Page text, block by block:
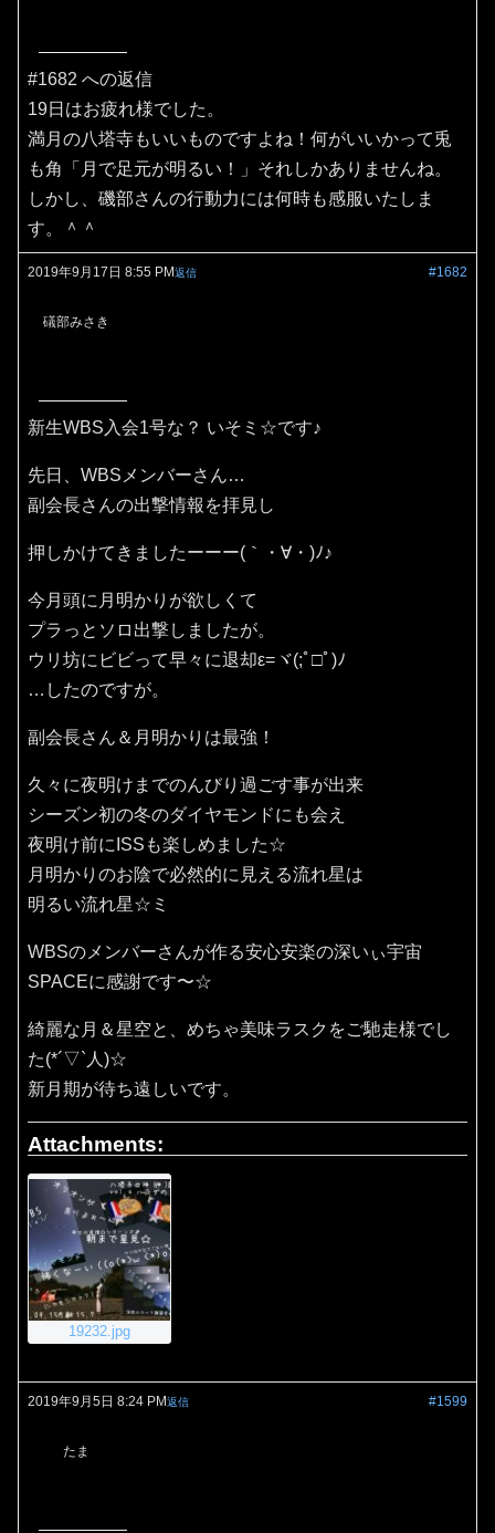
#1682 への返信
19日はお疲れ様でした。
満月の八塔寺もいいものですよね！何がいいかって兎
も角「月で足元が明るい！」それしかありませんね。
しかし、磯部さんの行動力には何時も感服いたしま
す。＾＾
2019年9月17日 8:55 PM #1682
返信
礒部みさき
新生WBS入会1号な？ いそミ☆です♪
先日、WBSメンバーさん…
副会長さんの出撃情報を拝見し
押しかけてきましたーーー(｀・∀・)ﾉ♪
今月頭に月明かりが欲しくて
プラっとソロ出撃しましたが。
ウリ坊にビビって早々に退却ε=ヾ(;ﾟ□ﾟ)ﾉ
…したのですが。
副会長さん＆月明かりは最強！
久々に夜明けまでのんびり過ごす事が出来
シーズン初の冬のダイヤモンドにも会え
夜明け前にISSも楽しめました☆
月明かりのお陰で必然的に見える流れ星は
明るい流れ星☆ミ
WBSのメンバーさんが作る安心安楽の深いぃ宇宙
SPACEに感謝です〜☆
綺麗な月＆星空と、めちゃ美味ラスクをご馳走様でし
た(*´▽`人)☆
新月期が待ち遠しいです。
Attachments:
19232.jpg
2019年9月5日 8:24 PM #1599
返信
たま